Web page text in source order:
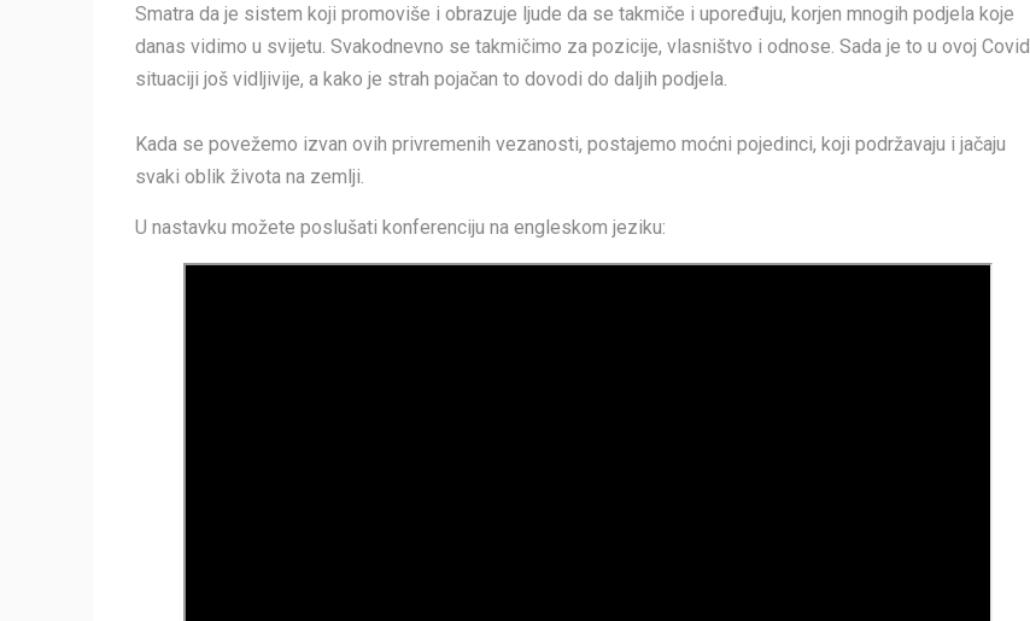
Smatra da je sistem koji promoviše i obrazuje ljude da se takmiče i upoređuju, korjen mnogih podjela koje
danas vidimo u svijetu. Svakodnevno se takmičimo za pozicije, vlasništvo i odnose. Sada je to u ovoj Covid
situaciji još vidljivije, a kako je strah pojačan to dovodi do daljih podjela.
Kada se povežemo izvan ovih privremenih vezanosti, postajemo moćni pojedinci, koji podržavaju i jačaju
svaki oblik života na zemlji.
U nastavku možete poslušati konferenciju na engleskom jeziku: